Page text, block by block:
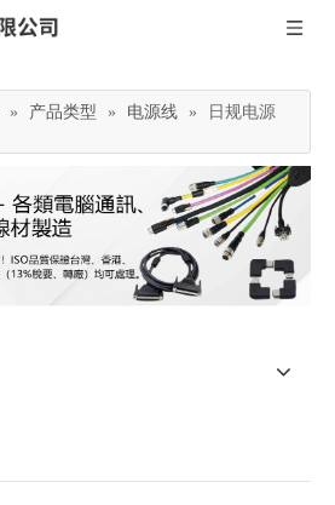
» 产品类型 » 电源线 »
日规电源